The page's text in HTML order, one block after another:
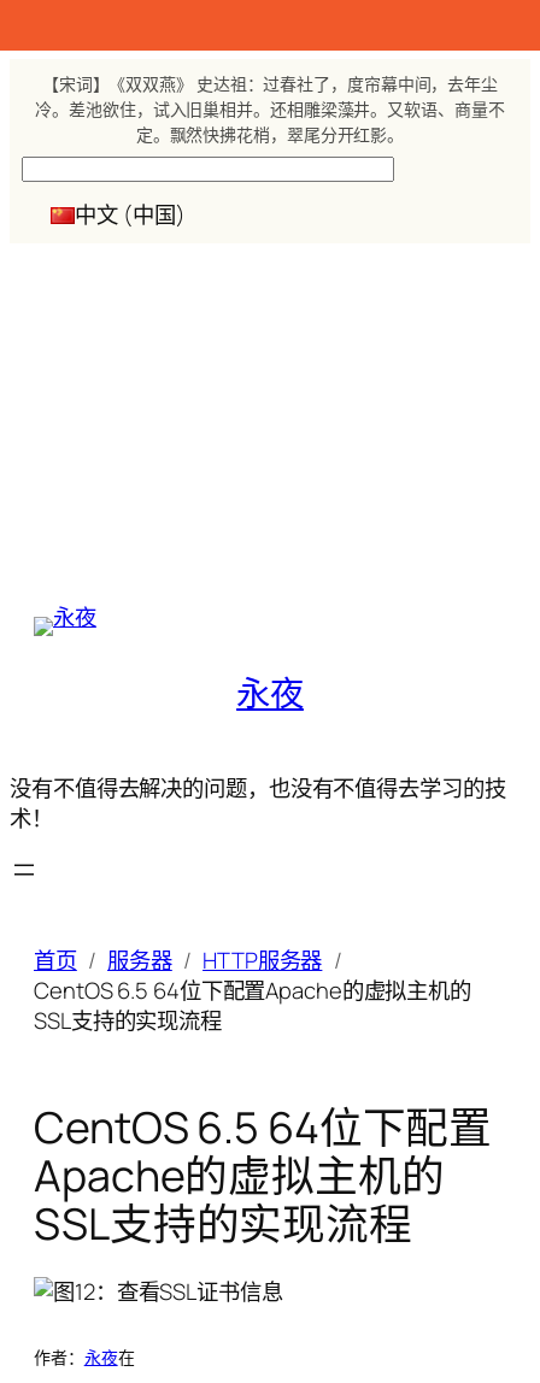
至
【宋词】《双双燕》 史达祖：过春社了，度帘幕中间，去年尘
冷。差池欲住，试入旧巢相并。还相雕梁藻井。又软语、商量不
定。飘然快拂花梢，翠尾分开红影。
中文 (中国)
永夜
没有不值得去解决的问题，也没有不值得去学习的技
术！
首页 服务器
HTTP服务器
CentOS 6.5 64位下配置Apache的虚拟主机的
SSL支持的实现流程
CentOS 6.5 64位下配置
Apache的虚拟主机的
SSL支持的实现流程
作者： 永夜在